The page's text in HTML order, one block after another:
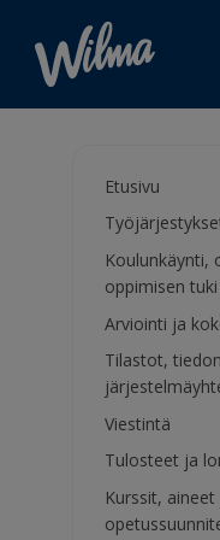
Etusivu
Koulunkäynti,
oppimisen tuki
Arviointi ja
Tilastot,
Viestintä
Tulosteet ja
Kurssit, aineet